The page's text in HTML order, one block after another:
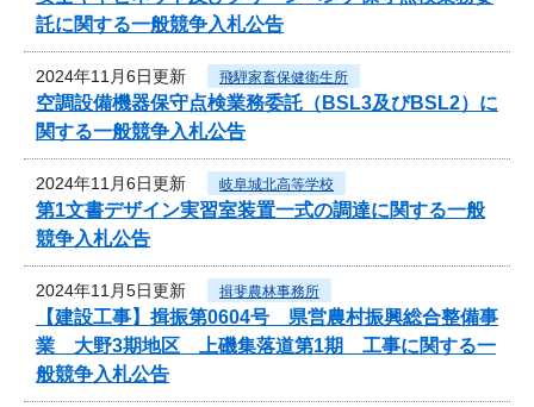
託に関する一般競争入札公告
2024年11月6日更新 飛騨家畜保健衛生所
空調設備機器保守点検業務委託（BSL3及びBSL2）に
関する一般競争入札公告
2024年11月6日更新 岐阜城北高等学校
第1文書デザイン実習室装置一式の調達に関する一般
競争入札公告
2024年11月5日更新 揖斐農林事務所
【建設工事】揖振第0604号 県営農村振興総合整備事
業 大野3期地区 上磯集落道第1期 工事に関する一
般競争入札公告